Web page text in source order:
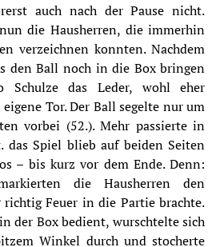
auch nach der Pause nicht.
die Hausherren, die immerhin
verzeichnen konnten. Nachdem
den Ball noch in die Box bringen
Schulze das Leder, wohl eher
Tor. Der Ball segelte nur um
vorbei (52.). Mehr passierte in
das Spiel blieb auf beiden Seiten
– bis kurz vor dem Ende. Denn:
die Hausherren den
richtig Feuer in die Partie brachte.
der Box bedient, wurschtelte sich
Winkel durch und stocherte